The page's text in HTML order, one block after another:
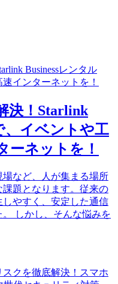
決！Starlink
、イベントや工
ーネットを！
など、人が集まる場所
題となります。従来の
やすく、安定した通信
しかし、そんな悩みを